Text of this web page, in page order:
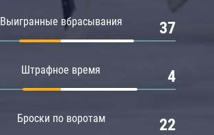
Выигранные вбрасывания 37
Штрафное время 4
Броски по воротам 22